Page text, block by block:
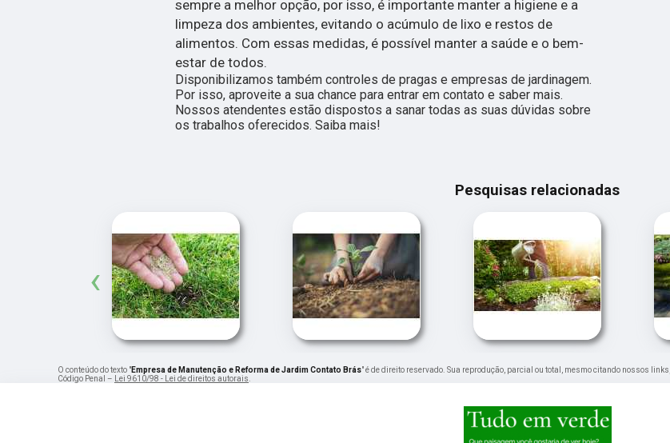
sempre a melhor opção, por isso, é importante manter a higiene e a
limpeza dos ambientes, evitando o acúmulo de lixo e restos de
alimentos. Com essas medidas, é possível manter a saúde e o bem-
estar de todos.
Disponibilizamos também controles de pragas e empresas de jardinagem.
Por isso, aproveite a sua chance para entrar em contato e saber mais.
Nossos atendentes estão dispostos a sanar todas as suas dúvidas sobre
os trabalhos oferecidos. Saiba mais!
Pesquisas relacionadas
‹
O conteúdo do texto "Empresa de Manutenção e Reforma de Jardim Contato Brás" é de direito reservado. Sua reprodução, parcial ou total, mesmo citando nossos
Código Penal – Lei 9610/98 - Lei de direitos autorais.